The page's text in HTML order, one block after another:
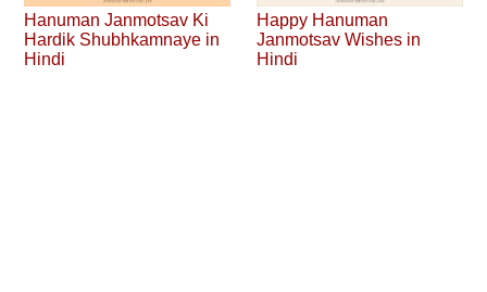
Hanuman Janmotsav Ki
Hardik Shubhkamnaye in
Hindi
Happy Hanuman
Janmotsav Wishes in
Hindi